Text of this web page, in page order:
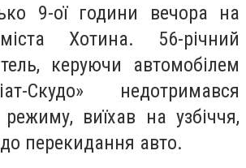
9-ої години вечора на
Хотина. 56-річний
керуючи автомобілем
Скудо» недотримався
виїхав на узбіччя,
перекидання авто.